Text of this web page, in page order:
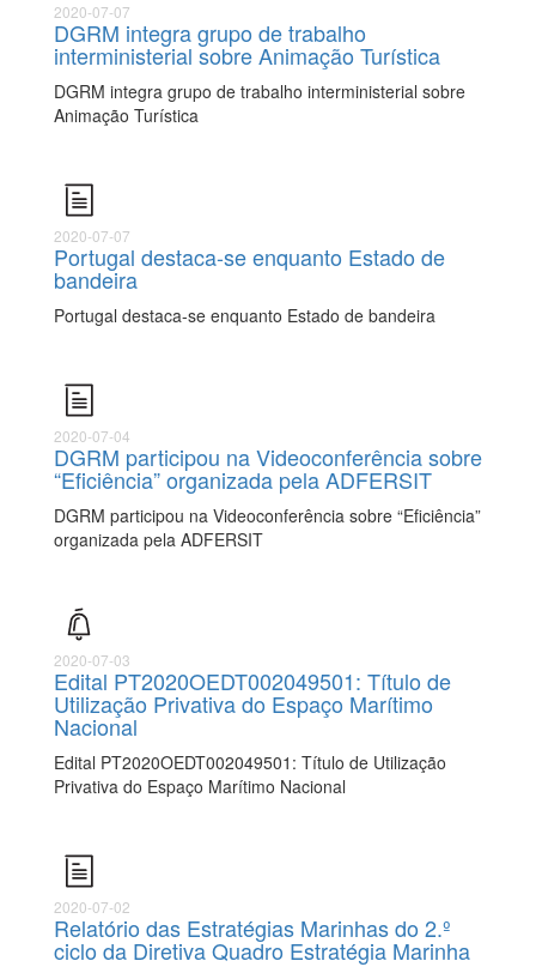
2020-07-07
DGRM integra grupo de trabalho
interministerial sobre Animação Turística
DGRM integra grupo de trabalho interministerial sobre
Animação Turística
2020-07-07
Portugal destaca-se enquanto Estado de
bandeira
Portugal destaca-se enquanto Estado de bandeira
2020-07-04
DGRM participou na Videoconferência sobre
“Eficiência” organizada pela ADFERSIT
DGRM participou na Videoconferência sobre “Eficiência”
organizada pela ADFERSIT
2020-07-03
Edital PT2020OEDT002049501: Título de
Utilização Privativa do Espaço Marítimo
Nacional
Edital PT2020OEDT002049501: Título de Utilização
Privativa do Espaço Marítimo Nacional
2020-07-02
Relatório das Estratégias Marinhas do 2.º
ciclo da Diretiva Quadro Estratégia Marinha